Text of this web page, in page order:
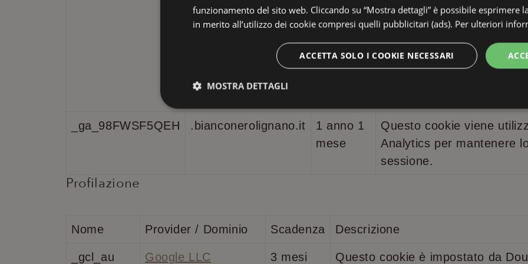
unici assegnando un
modo casuale come
È incluso in ogni richiesta
e utilizzato per calcolare i
_ga_98FWSF5QEH .bianconerolignano.it
1 anno 1
mese
Questo cookie viene
Analytics per mantenere
sessione.
Profilazione
Nome Provider / Dominio Scadenza Descrizione
_gcl_au
Google LLC
3 mesi
Questo cookie è impostato da
funzionamento del sito web. Cliccando su “Mostra dettagli” è possibile esprimere
in merito all’utilizzo dei cookie compresi quelli pubblicitari (ads). Per ulteriori
ACCETTA SOLO I COOKIE NECESSARI
MOSTRA DETTAGLI
Tecnici Analitici Profilazione
l’utilizzo dei servizi presenti, inoltre permettono di ricavare statistiche anonime sulla navigazione. Il sito web
funzionare correttamente senza questi cookie.
Nome
Provider Dominio Scadenza
Descrizione